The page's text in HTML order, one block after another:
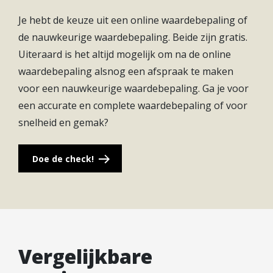
+ Vele opties en uitbreidingsmogelijkheden
Rijnvliet blijft enorm populair en is nog steeds in
ontwikkeling mede dankzij vele betrokken
bewoners. En aansprekend voorbeeld daarvan is
het project: ‘de eetbare woonwijk Rijnvliet’ dat
onlangs een internationale prijs in de wacht
gesleept heeft. Een publieksjury van ruim duizend
Europese burgers heeft de Innovation in Politics
Locatie
Je hebt de keuze uit een online waardebepaling of
de nauwkeurige waardebepaling. Beide zijn gratis.
Uiteraard is het altijd mogelijk om na de online
waardebepaling alsnog een afspraak te maken
voor een nauwkeurige waardebepaling. Ga je voor
een accurate en complete waardebepaling of voor
snelheid en gemak?
Doe de check!
Vergelijkbare